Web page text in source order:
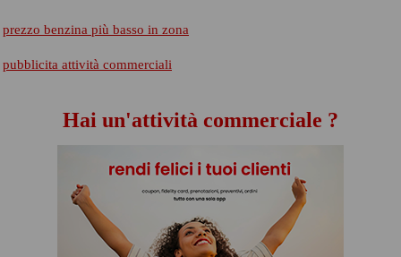
prezzo benzina più basso in zona
pubblicita attività commerciali
Hai un'attività commerciale ?